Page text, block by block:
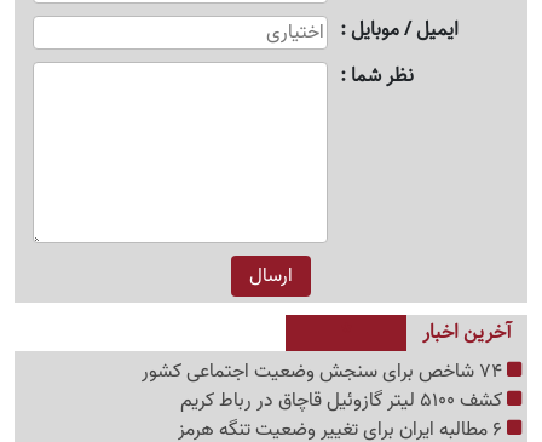
ایمیل / موبایل
نظر شما
آخرین اخبار
کشف 5100 لیتر گازوئیل قاچاق در رباط کریم